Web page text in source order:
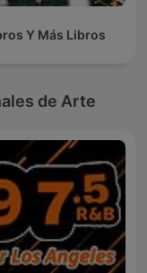
Y Más Libros
de Arte